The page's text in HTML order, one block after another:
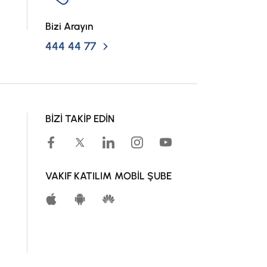
Bizi Arayın
444 44 77
BİZİ TAKİP EDİN
VAKIF KATILIM MOBİL ŞUBE